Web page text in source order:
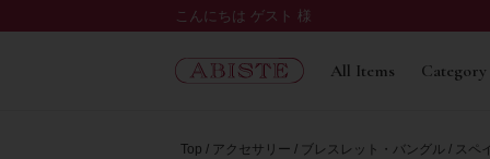
こんにちは ゲスト 様
All Items Category
Top アクセサリー ブレスレット・バングル スペ